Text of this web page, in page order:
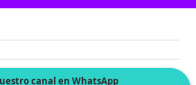
canal en WhatsApp